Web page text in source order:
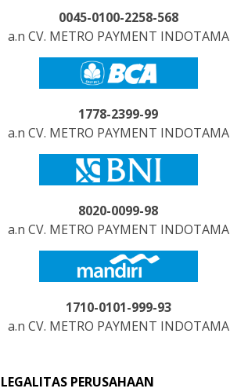
0045-0100-2258-568
a.n CV. METRO PAYMENT INDOTAMA
1778-2399-99
a.n CV. METRO PAYMENT INDOTAMA
8020-0099-98
a.n CV. METRO PAYMENT INDOTAMA
1710-0101-999-93
a.n CV. METRO PAYMENT INDOTAMA
LEGALITAS PERUSAHAAN